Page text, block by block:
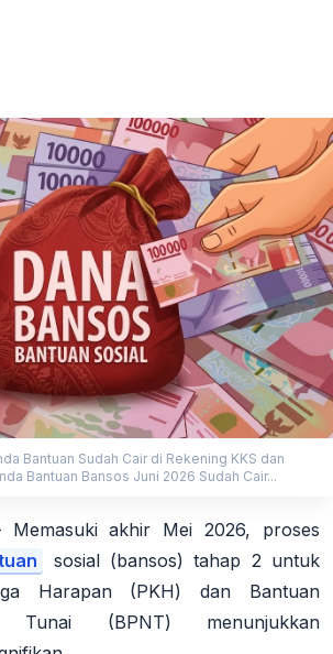
Bantuan Sudah Cair di Rekening KKS dan
Bantuan Bansos Juni 2026 Sudah Cair...
akhir Mei 2026, proses
sosial (bansos) tahap 2 untuk
Harapan (PKH) dan Bantuan
(BPNT) menunjukkan